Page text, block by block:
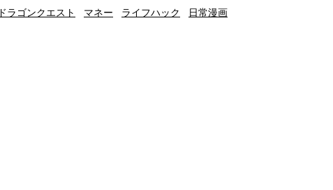
ドラゴンクエスト マネー ライフハック
日常漫画